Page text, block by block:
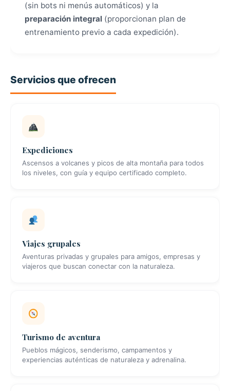
(sin bots ni menús automáticos) y la
preparación integral (proporcionan plan de
entrenamiento previo a cada expedición).
Servicios que ofrecen
Expediciones
Ascensos a volcanes y picos de alta montaña para todos
los niveles, con guía y equipo certificado completo.
Viajes grupales
Aventuras privadas y grupales para amigos, empresas y
viajeros que buscan conectar con la naturaleza.
Turismo de aventura
Pueblos mágicos, senderismo, campamentos y
experiencias auténticas de naturaleza y adrenalina.